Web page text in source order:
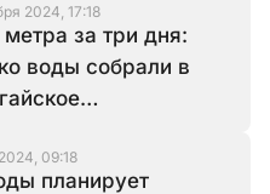
2024, 17:18
метра за три дня:
воды собрали в
09:18
планирует